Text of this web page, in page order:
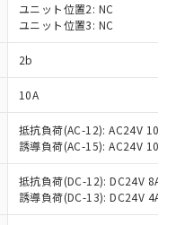
ユニット位置2: NC
ユニット位置3: NC
2b
10A
抵抗負荷(AC-12): AC24V 10A/
誘導負荷(AC-15): AC24V
抵抗負荷(DC-12): DC24V 8A/
誘導負荷(DC-13): DC24V 4A/
（10物質）の
供可能な商品で
10物質）の非含
える予定のある